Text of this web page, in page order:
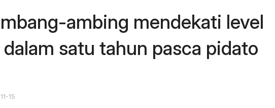
ambing mendekati level
satu tahun pasca pidato
15